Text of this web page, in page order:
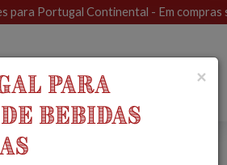
Portugal Continental - Em compras
×
PARA
BEBIDAS